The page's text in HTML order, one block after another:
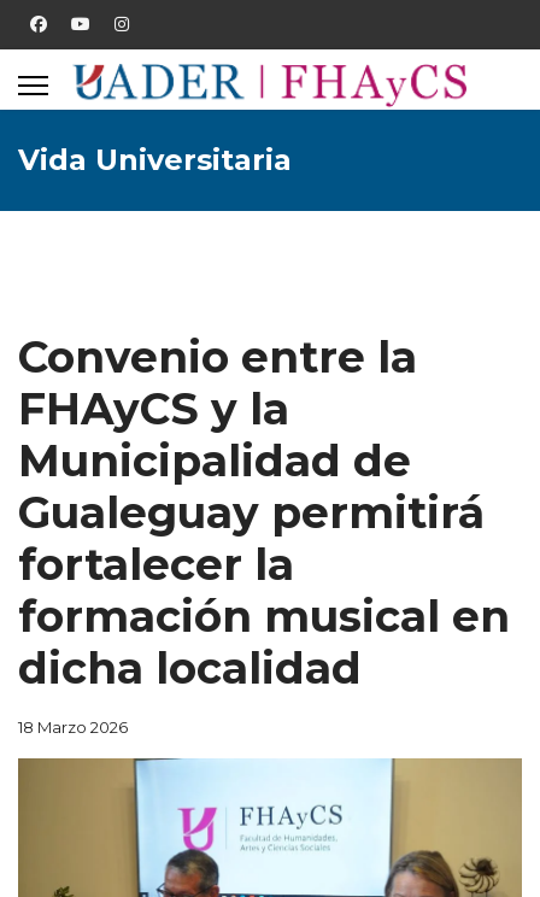
Vida Universitaria
Convenio entre la
FHAyCS y la
Municipalidad de
Gualeguay permitirá
fortalecer la
formación musical en
dicha localidad
18 Marzo 2026